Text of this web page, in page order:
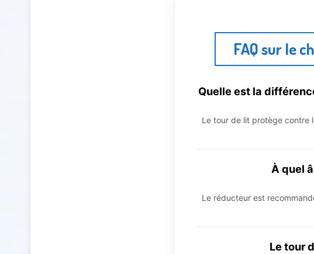
FAQ sur le
Quelle est la
Le tour de lit protège contre
À quel
Le réducteur est
Le tour